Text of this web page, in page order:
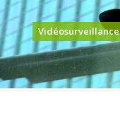
Vidéosurveillance